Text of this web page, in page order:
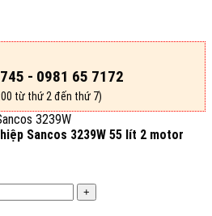
- 0981 65 7172
từ thứ 2 đến thứ 7)
Sancos 3239W 55 lít 2 motor